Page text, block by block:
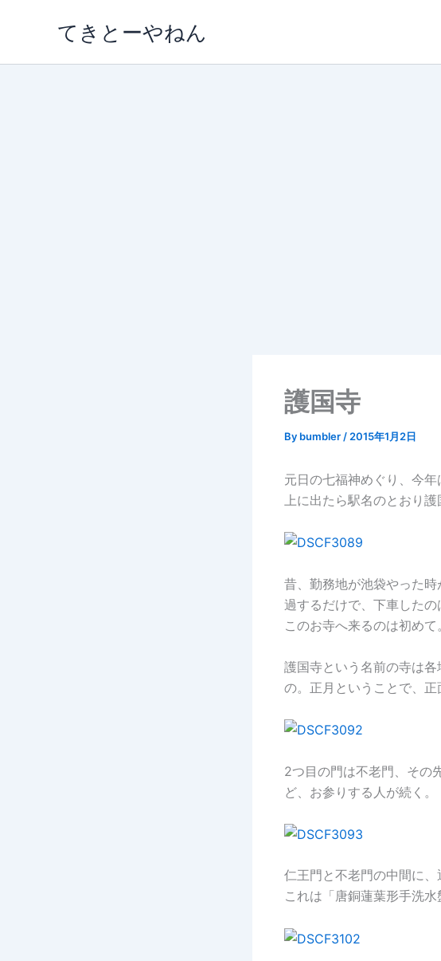
てきとーやねん
護国寺
By bumbler / 2015年1月2日
元日の七福神めぐり、今
上に出たら駅名のとおり護
昔、勤務地が池袋やった
過するだけで、下車したの
このお寺へ来るのは初めて。
護国寺という名前の寺は
の。正月ということで、正
2つ目の門は不老門、その
ど、お参りする人が続く。
仁王門と不老門の中間に、
これは「唐銅蓮葉形手洗